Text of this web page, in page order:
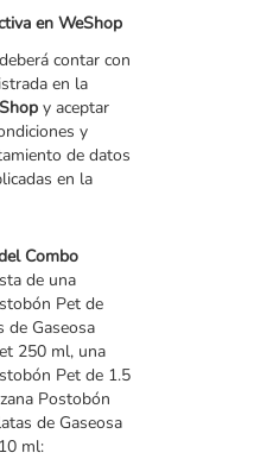
en WeShop
contar con
en la
y aceptar
y
de datos
en la
Combo
de una
Pet de
de Gaseosa
250 ml, una
Pet de 1.5
Postobón
de Gaseosa
ml: